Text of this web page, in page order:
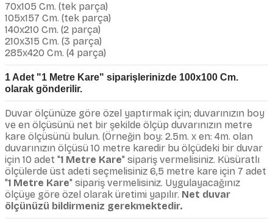
70x105 Cm. (tek parça)
105x157 Cm. (tek parça)
140x210 Cm. (2 parça)
210x315 Cm. (3 parça)
285x420 Cm. (4 parça)
1 Adet "1 Metre Kare" siparişlerinizde 100x100 Cm.
olarak gönderilir.
Duvar ölçünüze göre özel yaptırmak için; duvarınızın boy
ve en ölçüsünü net bir şekilde ölçüp duvarınızın metre
kare ölçüsünü bulun. (Örneğin boy: 2.5m. x en: 4m. olan
duvarınızın ölçüsü 10 metre karedir bu ölçüdeki bir duvar
için 10 adet "1 Metre Kare" sipariş vermelisiniz. Küsüratlı
ölçülerde üst adeti seçmelisiniz 6,5 metre kare için 7 adet
"1 Metre Kare" sipariş vermelisiniz. Uygulayacağınız
ölçüye göre özel olarak üretimi yapılır. Net duvar
ölçünüzü bildirmeniz gerekmektedir.